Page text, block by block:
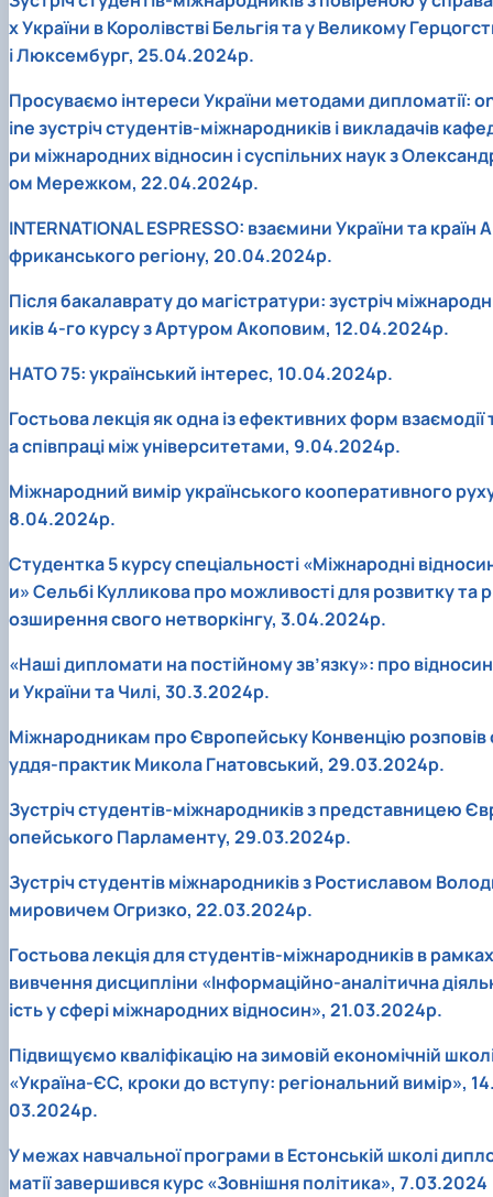
х України в Королівстві Бельгія та у Великому
і Люксембург, 25.04.2024р.
Просуваємо інтереси України методами дипломатії:
ine зустріч студентів-міжнародників і викладачів
ри міжнародних відносин і суспільних наук з
ом Мережком, 22.04.2024р.
INTERNATIONAL ESPRESSO: взаємини України та країн А
фриканського регіону, 20.04.2024р.
Після бакалаврату до магістратури: зустріч міжнародн
иків 4-го курсу з Артуром Акоповим, 12.04.2024р.
НАТО 75: український інтерес, 10.04.2024р.
Гостьова лекція як одна із ефективних форм взаємодії
а співпраці між університетами, 9.04.2024р.
Міжнародний вимір українського кооперативного
8.04.2024р.
Студентка 5 курсу спеціальності «Міжнародні
и» Сельбі Кулликова про можливості для розвитку та р
озширення свого нетворкінгу, 3.04.2024р.
«Наші дипломати на постійному зв’язку»: про відносин
и України та Чилі, 30.3.2024р.
Міжнародникам про Європейську Конвенцію розповів
уддя-практик Микола Гнатовський, 29.03.2024р.
Зустріч студентів-міжнародників з представницею
опейського Парламенту, 29.03.2024р.
Зустріч студентів міжнародників з Ростиславом
мировичем Огризко, 22.03.2024р.
Гостьова лекція для студентів-міжнародників в рамках
вивчення дисципліни «Інформаційно-аналітична
ість у сфері міжнародних відносин», 21.03.2024р.
Підвищуємо кваліфікацію на зимовій економічній
«Україна-ЄС, кроки до вступу: регіональний вимір»,
03.2024р.
У межах навчальної програми в Естонській школі
матії завершився курс «Зовнішня політика», 7.03.2024